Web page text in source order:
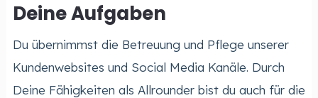
Deine Aufgaben
Du übernimmst die Betreuung und Pflege unserer
Kundenwebsites und Social Media Kanäle. Durch
Deine Fähigkeiten als Allrounder bist du auch für die